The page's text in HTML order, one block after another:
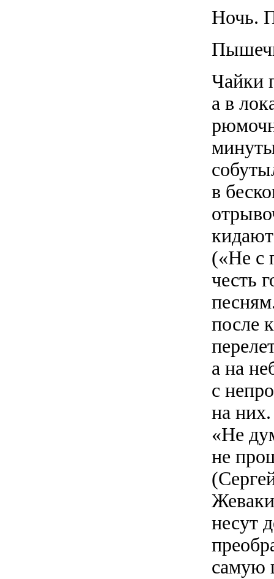
Ночь.
Чайки
а в
в
(«Не с
честь
после
а на
с
на
«Не
не
несут
самую